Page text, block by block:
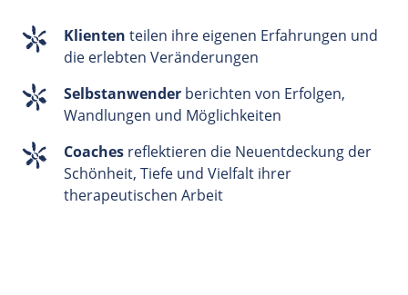
Klienten teilen ihre eigenen Erfahrungen und
die erlebten Veränderungen
Selbstanwender berichten von Erfolgen,
Wandlungen und Möglichkeiten
Coaches reflektieren die Neuentdeckung der
Schönheit, Tiefe und Vielfalt ihrer
therapeutischen Arbeit